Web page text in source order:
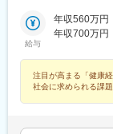
給与
年収560万円
年収700万円
注目が高まる「健康
社会に求められる課